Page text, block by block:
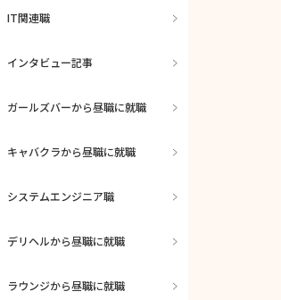
IT関連職
インタビュー記事
ガールズバーから昼職に就職
キャバクラから昼職に就職
システムエンジニア職
デリヘルから昼職に就職
ラウンジから昼職に就職